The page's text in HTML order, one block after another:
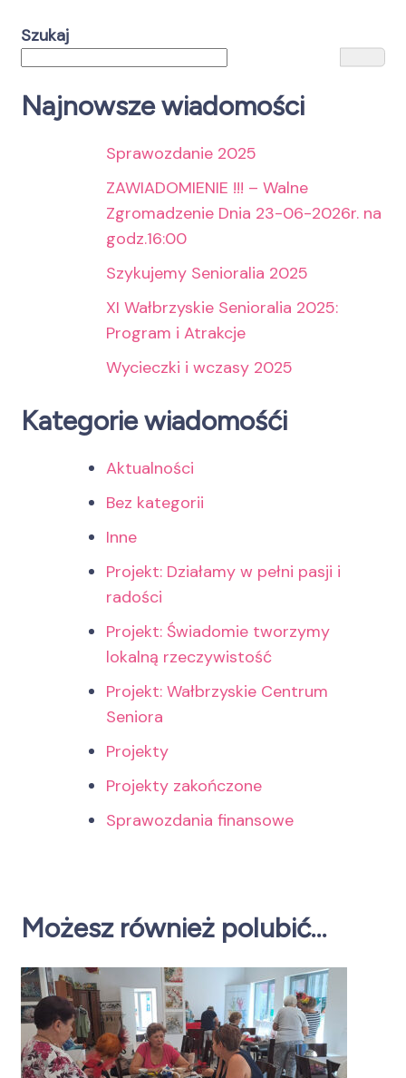
Szukaj
Najnowsze wiadomości
Sprawozdanie 2025
ZAWIADOMIENIE !!! – Walne
Zgromadzenie Dnia 23-06-2026r. na
godz.16:00
Szykujemy Senioralia 2025
XI Wałbrzyskie Senioralia 2025:
Program i Atrakcje
Wycieczki i wczasy 2025
Kategorie wiadomośći
Aktualności
Bez kategorii
Inne
Projekt: Działamy w pełni pasji i
radości
Projekt: Świadomie tworzymy
lokalną rzeczywistość
Projekt: Wałbrzyskie Centrum
Seniora
Projekty
Projekty zakończone
Sprawozdania finansowe
Możesz również polubić…